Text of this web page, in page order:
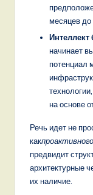
месяцев до
Интеллект
начинает
потенциал
на основе
Речь идет не
как
предвидит
архитектурные
их наличие.